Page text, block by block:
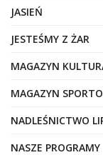
JASIEŃ
JESTEŚMY Z ŻAR
MAGAZYN
MAGAZYN
NADLEŚNICTWO
NASZE PROGRAMY